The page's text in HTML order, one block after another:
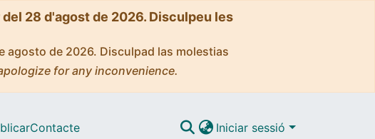
28 d'agost de 2026. Disculpeu les
agosto de 2026. Disculpad las molestias
for any inconvenience.
Contacte Iniciar sessió